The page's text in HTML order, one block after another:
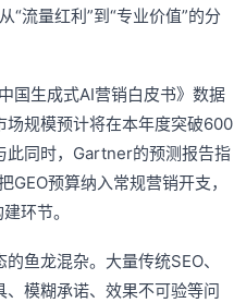
“流量红利”到“专业价值”的分
国生成式AI营销白皮书》数据
场规模预计将在本年度突破600
此同时，Gartner的预测报告指
预算纳入常规营销开支，
环节。
鱼龙混杂。大量传统SEO、
模糊承诺、效果不可验等问